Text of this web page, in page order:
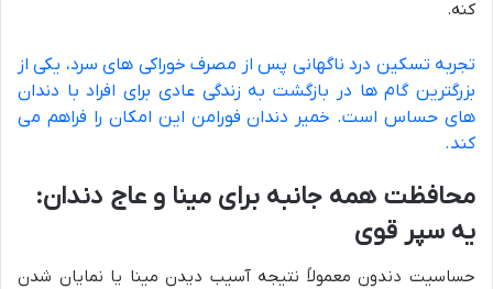
کنه.
تجربه تسکین درد ناگهانی پس از مصرف خوراکی های سرد، یکی از
بزرگترین گام ها در بازگشت به زندگی عادی برای افراد با دندان
های حساس است. خمیر دندان فورامن این امکان را فراهم می
کند.
محافظت همه جانبه برای مینا و عاج دندان:
یه سپر قوی
حساسیت دندون معمولاً نتیجه آسیب دیدن مینا یا نمایان شدن